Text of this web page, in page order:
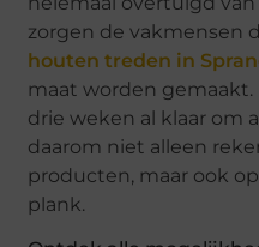
zorgen de vakmensen
houten treden in
maat worden gemaakt.
drie weken al klaar om
daarom niet alleen
producten, maar ook
plank.